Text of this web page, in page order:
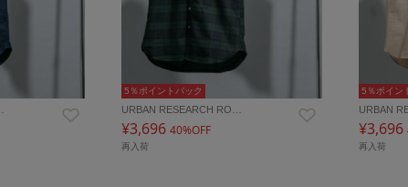
5％ポイントバック
URBAN RESEARCH RO…
¥3,696 40%OFF
再入荷
5％ポイン
URBAN
¥3,696
再入荷